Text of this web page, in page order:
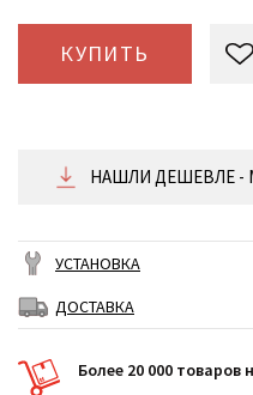
КУПИТЬ
НАШЛИ ДЕШЕВЛЕ -
УСТАНОВКА
ДОСТАВКА
Более 20 000 товаров